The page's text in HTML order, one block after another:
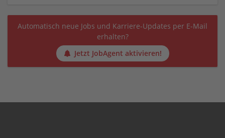
Automatisch neue Jobs und Karriere-Updates per E-Mail
erhalten?
Jetzt JobAgent aktivieren!